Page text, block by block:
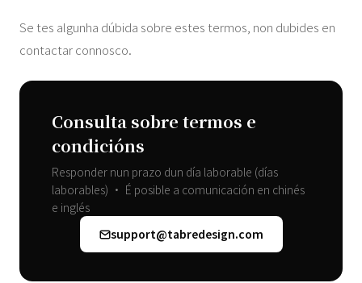
Se tes algunha dúbida sobre estes termos, non dubides en
contactar connosco.
Consulta sobre termos e
condicións
Responder nun prazo dun día laborable (días
laborables) • É posible a comunicación en chinés
e inglés
support@tabredesign.com